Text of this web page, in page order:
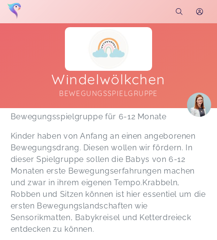
Windelwölkchen
BEWEGUNGSSPIELGRUPPE
Soon you will learn more about me here...
Bewegungsspielgruppe für 6-12 Monate
Kinder haben von Anfang an einen angeborenen
Bewegungsdrang. Diesen wollen wir fördern. In
dieser Spielgruppe sollen die Babys von 6-12
Monaten erste Bewegungserfahrungen machen
und zwar in ihrem eigenen Tempo.Krabbeln,
Robben und Sitzen können ist hier essentiel um die
ersten Bewegungslandschaften wie
Sensorikmatten, Babykreisel und Ketterdreieck
entdecken zu können.